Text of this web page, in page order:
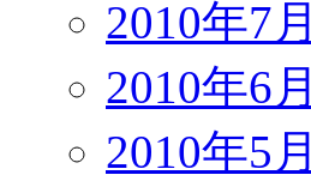
2010年7月
2010年6月
2010年5月